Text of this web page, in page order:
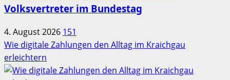
Volksvertreter im Bundestag
4. August 2026 151
Wie digitale Zahlungen den Alltag im Kraichgau
erleichtern